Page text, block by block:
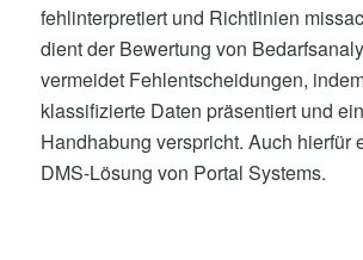
fehlinterpretiert und Richtlinien
dient der Bewertung von
vermeidet Fehlentscheidungen,
klassifizierte Daten präsentiert und
Handhabung verspricht. Auch hierfür
DMS-Lösung von Portal Systems.